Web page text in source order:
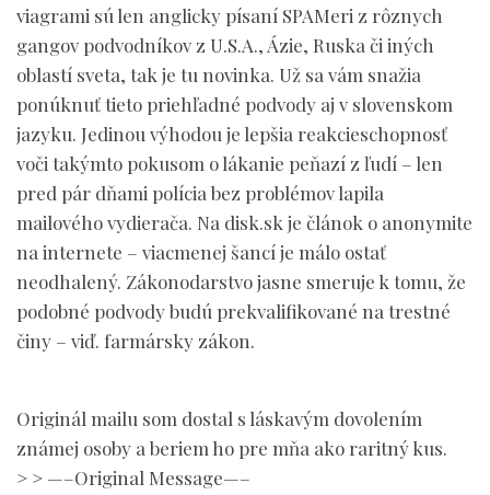
viagrami sú len anglicky písaní SPAMeri z rôznych
gangov podvodníkov z U.S.A., Ázie, Ruska či iných
oblastí sveta, tak je tu novinka. Už sa vám snažia
ponúknuť tieto priehľadné podvody aj v slovenskom
jazyku. Jedinou výhodou je lepšia reakcieschopnosť
voči takýmto pokusom o lákanie peňazí z ľudí – len
pred pár dňami polícia bez problémov lapila
mailového vydierača. Na disk.sk je článok o anonymite
na internete – viacmenej šancí je málo ostať
neodhalený. Zákonodarstvo jasne smeruje k tomu, že
podobné podvody budú prekvalifikované na trestné
činy – viď. farmársky zákon.
Originál mailu som dostal s láskavým dovolením
známej osoby a beriem ho pre mňa ako raritný kus.
> > —–Original Message—–